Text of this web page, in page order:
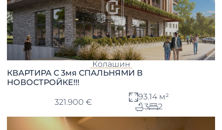
Колашин
КВАРТИРА С 3мя СПАЛЬНЯМИ В
НОВОСТРОЙКЕ!!!
321.900 €
93.14 м²
3
2